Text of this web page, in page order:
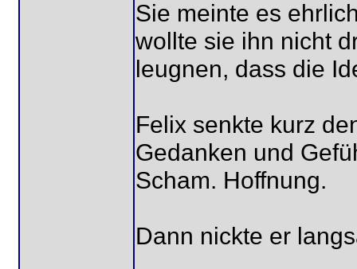
Sie meinte es
wollte sie ihn nicht
leugnen, dass die
Felix senkte kurz
Gedanken und
Scham. Hoffnung.
Dann nickte er